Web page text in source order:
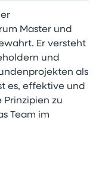
Master und
Er versteht
und
als
es, effektive und
zu
Team im